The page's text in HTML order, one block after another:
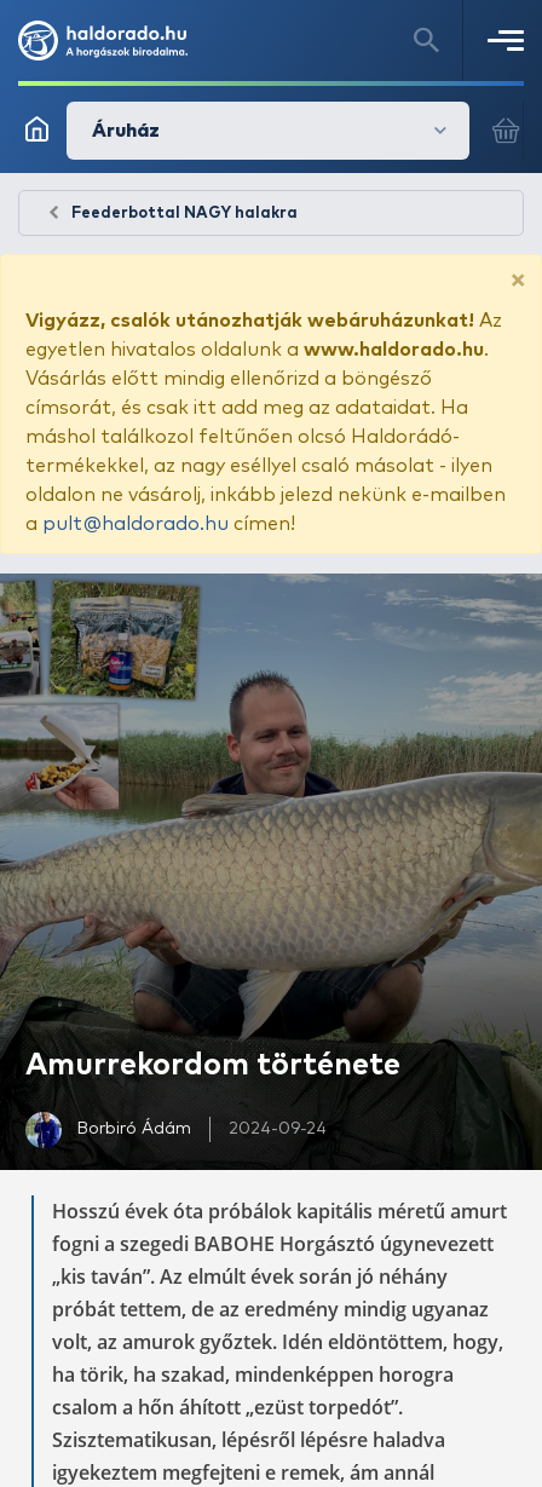
Áruház
Feederbottal NAGY halakra
×
Vigyázz, csalók utánozhatják webáruházunkat! Az
egyetlen hivatalos oldalunk a www.haldorado.hu.
Vásárlás előtt mindig ellenőrizd a böngésző
címsorát, és csak itt add meg az adataidat. Ha
máshol találkozol feltűnően olcsó Haldorádó-
termékekkel, az nagy eséllyel csaló másolat - ilyen
oldalon ne vásárolj, inkább jelezd nekünk e-mailben
a pult@haldorado.hu címen!
Amurrekordom története
Borbiró Ádám 2024-09-24
Hosszú évek óta próbálok kapitális méretű amurt
fogni a szegedi BABOHE Horgásztó úgynevezett
„kis taván”. Az elmúlt évek során jó néhány
próbát tettem, de az eredmény mindig ugyanaz
volt, az amurok győztek. Idén eldöntöttem, hogy,
ha törik, ha szakad, mindenképpen horogra
csalom a hőn áhított „ezüst torpedót”.
Szisztematikusan, lépésről lépésre haladva
igyekeztem megfejteni e remek, ám annál